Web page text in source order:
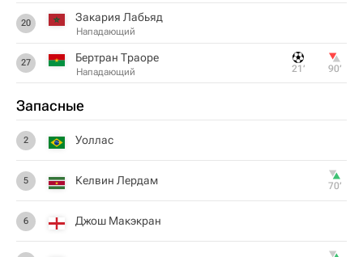
20 Закария Лабьяд
Нападающий
27 Бертран Траоре
Нападающий 21‎’‎ 90‎’‎
Запасные
2 Уоллас
5 Келвин Лердам 70‎’‎
6 Джош Макэкран